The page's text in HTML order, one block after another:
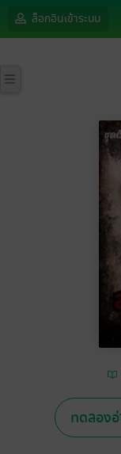
ล็อกอินเข้าระบบ
ทดลอง